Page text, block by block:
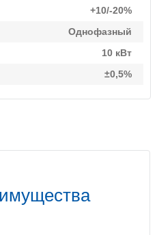
+10/-20%
Однофазный
10 кВт
±0,5%